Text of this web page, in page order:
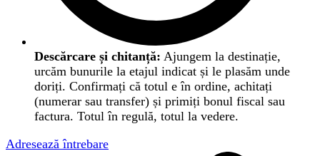
Descărcare și chitanță: Ajungem la destinație,
urcăm bunurile la etajul indicat și le plasăm unde
doriți. Confirmați că totul e în ordine, achitați
(numerar sau transfer) și primiți bonul fiscal sau
factura. Totul în regulă, totul la vedere.
Adresează întrebare